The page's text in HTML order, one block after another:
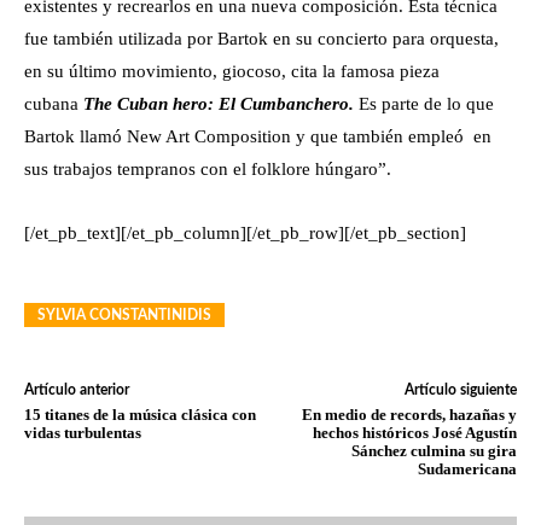
existentes y recrearlos en una nueva composición. Esta técnica
fue también utilizada por Bartok en su concierto para orquesta,
en su último movimiento, giocoso, cita la famosa pieza
cubana The Cuban hero: El Cumbanchero. Es parte de lo que
Bartok llamó New Art Composition y que también empleó en
sus trabajos tempranos con el folklore húngaro”.
[/et_pb_text][/et_pb_column][/et_pb_row][/et_pb_section]
SYLVIA CONSTANTINIDIS
Artículo anterior
15 titanes de la música clásica con
vidas turbulentas
Artículo siguiente
En medio de records, hazañas y
hechos históricos José Agustín
Sánchez culmina su gira
Sudamericana